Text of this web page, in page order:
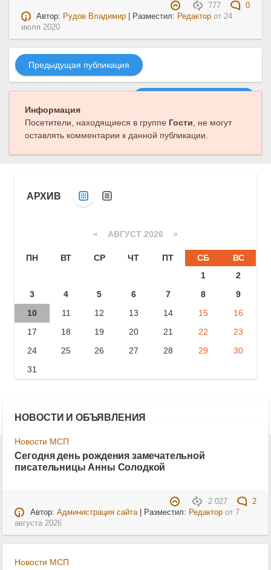
777
0
Автор: Рудов Владимир | Разместил: Редактор от24
июля 2020
Предыдущая публикация
Информация
Посетители, находящиеся в группе Гости, не могут
оставлять комментарии к данной публикации.
АРХИВ
« АВГУСТ 2026 »
ПН ВТ СР ЧТ ПТ СБ
ВС
1
2
3
4 5 6 7 8
9
10
11 12 13 14 15
16
17
18 19 20 21 22
23
24
25 26 27 28 29
30
31
НОВОСТИ И ОБЪЯВЛЕНИЯ
Новости МСП
Сегодня день рождения замечательной
писательницы Анны Солодкой
2 027
2
Автор: Администрация сайта| Разместил: Редакторот 7
августа 2026
Новости МСП